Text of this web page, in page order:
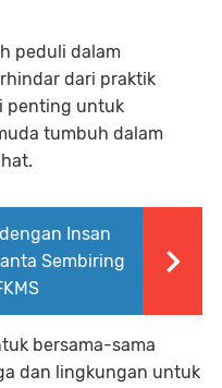
peduli dalam
dari praktik
penting untuk
tumbuh dalam
Insan
Sembiring
bersama-sama
dan lingkungan untuk